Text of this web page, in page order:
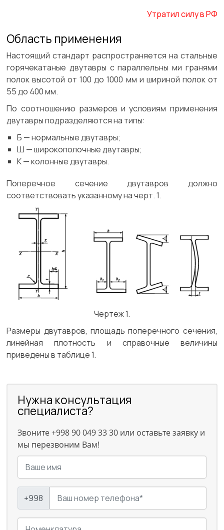
Утратил силу в РФ
Область применения
Настоящий стандарт распространяется на стальные
горячекатаные двутавры с параллельны ми гранями
полок высотой от 100 до 1000 мм и шириной полок от
55 до 400 мм.
По соотношению размеров и условиям применения
двутавры подразделяются на типы:
Б — нормальные двутавры;
Ш — широкополочные двутавры;
К — колонные двутавры.
Поперечное сечение двутавров должно
соответствовать указанному на черт. 1.
Чертеж 1.
Размеры двутавров, площадь поперечного сечения,
линейная плотность и справочные величины
приведены в таблице 1.
Нужна консультация
специалиста?
Звоните +998 90 049 33 30 или оставьте заявку и
мы перезвоним Вам!
+998